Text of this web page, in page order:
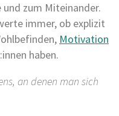
zum Miteinander.
immer, ob explizit
Motivation
haben.
an denen man sich